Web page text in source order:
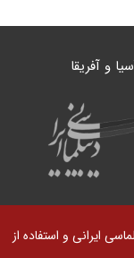
و آفریقا
ایرانی و استفاده از